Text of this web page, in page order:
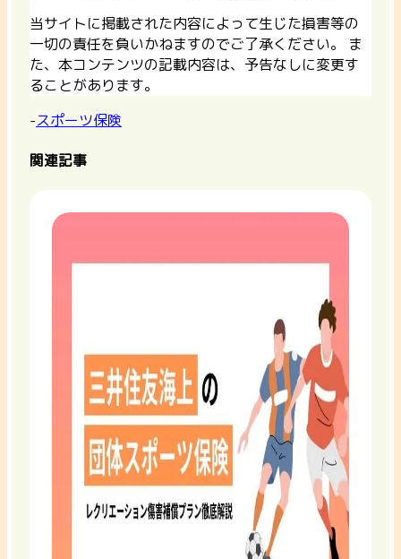
当サイトに掲載された内容によって生じた損害等の
一切の責任を負いかねますのでご了承ください。 ま
た、本コンテンツの記載内容は、予告なしに変更す
ることがあります。
-スポーツ保険
関連記事